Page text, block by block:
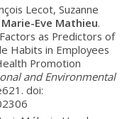
Lecot, Suzanne
Marie-Eve Mathieu.
as Predictors of
Habits in Employees
Promotion
and Environmental
doi: